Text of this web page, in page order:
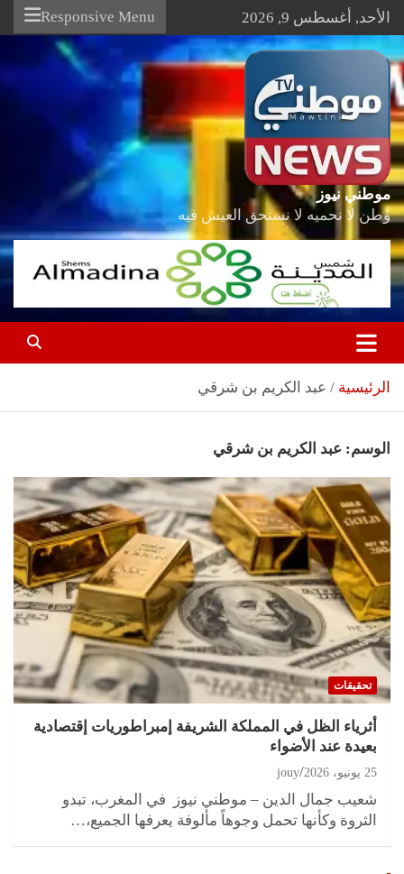
Skip
content
الأحد, أغسطس 9, 2026 Responsive Menu
موطني نيوز
وطن لا نحميه لا نستحق العيش فيه
الرئيسية عبد الكريم بن شرقي
الوسم: عبد الكريم بن شرقي
تحقيقات
أثرياء الظل في المملكة الشريفة إمبراطوريات إقتصادية
بعيدة عند الأضواء
25 يونيو، 2026 jouy
شعيب جمال الدين – موطني نيوز في المغرب، تبدو
الثروة وكأنها تحمل وجوهاً مألوفة يعرفها الجميع،…